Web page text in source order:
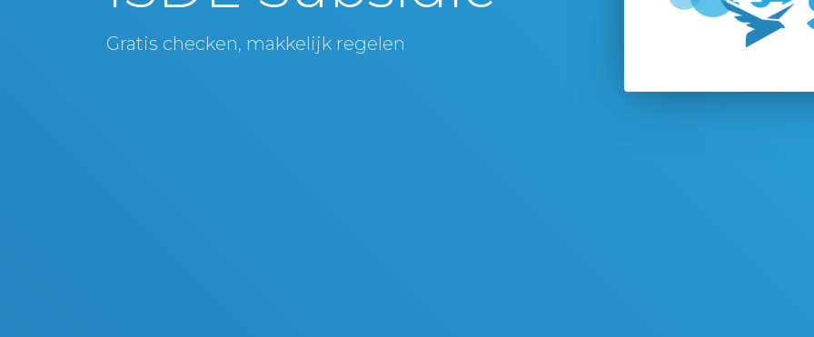
Gratis checken, makkelijk regelen